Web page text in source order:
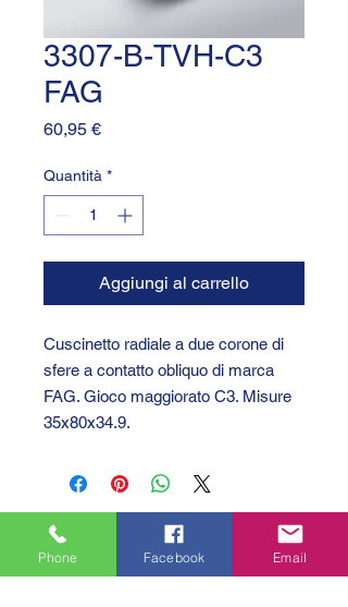
3307-B-TVH-C3
FAG
60,95 €Prezzo
Quantità *
Aggiungi al carrello
Cuscinetto radiale a due corone di
sfere a contatto obliquo di marca
FAG. Gioco maggiorato C3. Misure
35x80x34.9.
Phone Facebook Email